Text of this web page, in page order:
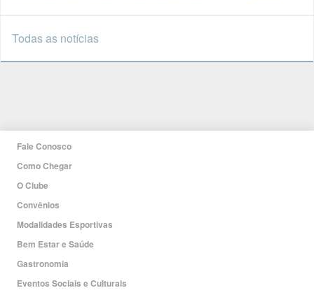
Todas as notícias
Fale Conosco
Como Chegar
O Clube
Convênios
Modalidades Esportivas
Bem Estar e Saúde
Gastronomia
Eventos Sociais e Culturais